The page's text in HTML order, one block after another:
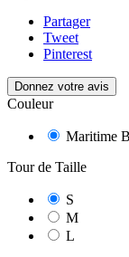
Partager
Tweet
Pinterest
Donnez votre avis
Couleur
Maritime
Tour de Taille
S
M
L